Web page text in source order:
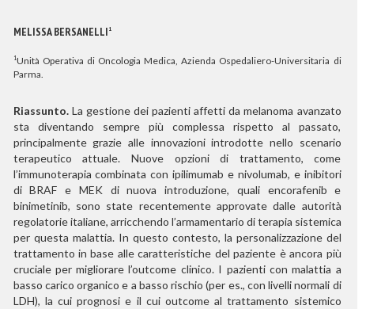
MELISSA BERSANELLI 1
1Unità Operativa di Oncologia Medica, Azienda Ospedaliero-Universitaria di
Parma.
Riassunto. La gestione dei pazienti affetti da melanoma avanzato
sta diventando sempre più complessa rispetto al passato,
principalmente grazie alle innovazioni introdotte nello scenario
terapeutico attuale. Nuove opzioni di trattamento, come
l’immunoterapia combinata con ipilimumab e nivolumab, e inibitori
di BRAF e MEK di nuova introduzione, quali encorafenib e
binimetinib, sono state recentemente approvate dalle autorità
regolatorie italiane, arricchendo l’armamentario di terapia sistemica
per questa malattia. In questo contesto, la personalizzazione del
trattamento in base alle caratteristiche del paziente è ancora più
cruciale per migliorare l’outcome clinico. I pazienti con malattia a
basso carico organico e a basso rischio (per es., con livelli normali di
LDH), la cui prognosi e il cui outcome al trattamento sistemico